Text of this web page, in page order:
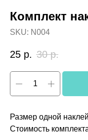
Комплект
SKU: N004
25 р. 30 р.
Размер одной
Стоимость